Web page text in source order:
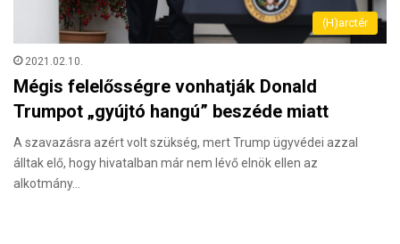
(H)arctér
2021.02.10.
Mégis felelősségre vonhatják Donald
Trumpot „gyújtó hangú” beszéde miatt
A szavazásra azért volt szükség, mert Trump ügyvédei azzal
álltak elő, hogy hivatalban már nem lévő elnök ellen az
alkotmány…